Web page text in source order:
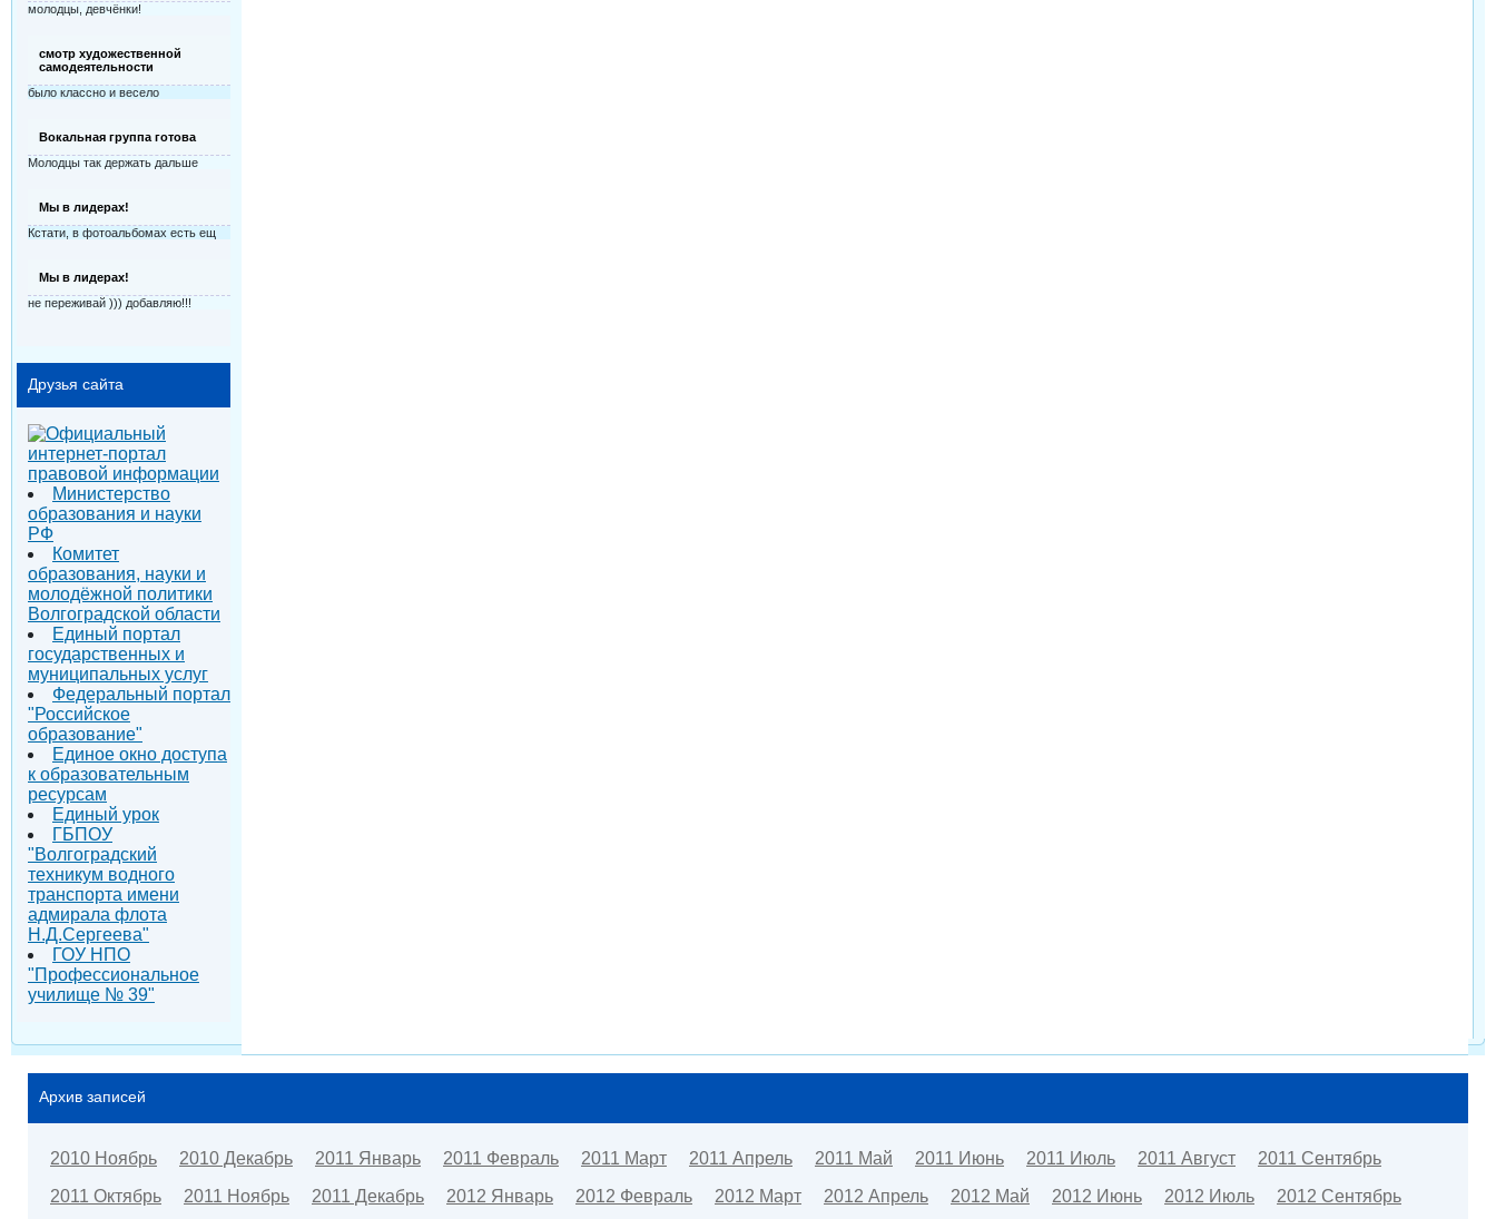
молодцы, девчёнки!
смотр художественной
самодеятельности
было классно и весело
Вокальная группа готова
Молодцы так держать дальше
Мы в лидерах!
Кстати, в фотоальбомах есть ещ
Мы в лидерах!
не переживай ))) добавляю!!!
Друзья сайта
Министерство
образования и науки
РФ
Комитет
образования, науки и
молодёжной политики
Волгоградской области
Единый портал
государственных и
муниципальных услуг
Федеральный портал
"Российское
образование"
Единое окно доступа
к образовательным
ресурсам
Единый урок
ГБПОУ
"Волгоградский
техникум водного
транспорта имени
адмирала флота
Н.Д.Сергеева"
ГОУ НПО
"Профессиональное
училище № 39"
Архив записей
2010 Ноябрь 2010 Декабрь 2011 Январь 2011 Февраль 2011 Март 2011 Апрель 2011 Май 2011 Июнь 2011 Июль 2011 Август
2011 Сентябрь
2011 Октябрь
2011 Ноябрь 2011 Декабрь 2012 Январь 2012 Февраль 2012 Март 2012 Апрель 2012 Май 2012 Июнь 2012 Июль 2012 Сентябрь